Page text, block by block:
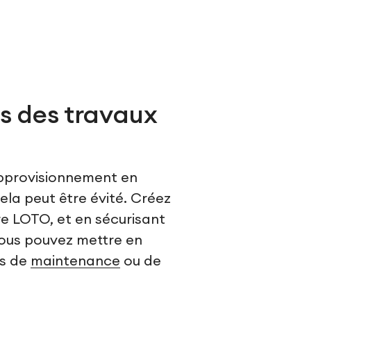
des travaux
en
peut être évité. Créez
LOTO, et en sécurisant
pouvez mettre en
de maintenance ou de